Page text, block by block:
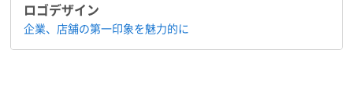
ロゴデザイン
企業、店舗の​第一印象を魅力的に